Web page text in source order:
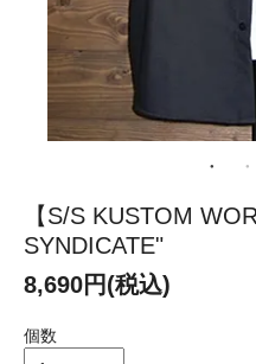
【S/S KUSTOM
SYNDICATE"
8,690円(税込)
個数